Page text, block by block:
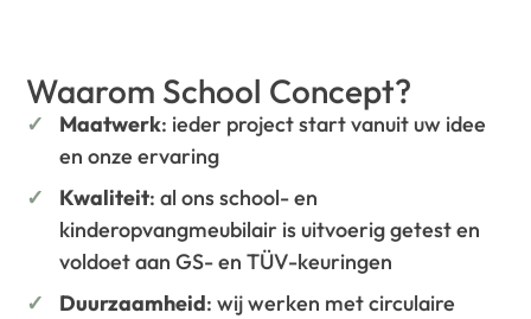
Waarom School Concept?
Maatwerk: ieder project start vanuit uw idee
en onze ervaring
Kwaliteit: al ons school- en
kinderopvangmeubilair is uitvoerig getest en
voldoet aan GS- en TÜV-keuringen
Duurzaamheid: wij werken met circulaire